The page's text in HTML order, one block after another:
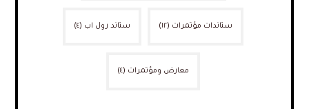
ستاندات مؤتمرات (١٢) ستاند رول اب (٤)
معارض ومؤتمرات (٤)